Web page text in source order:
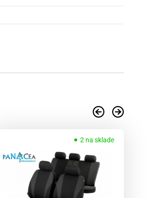
2 na sklade